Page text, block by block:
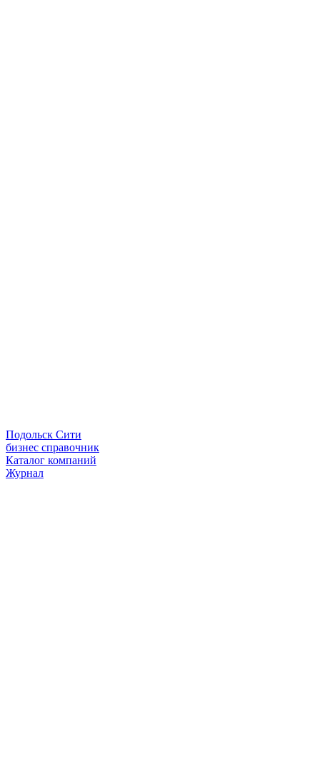
Подольск Сити
бизнес справочник
Каталог компаний
Журнал